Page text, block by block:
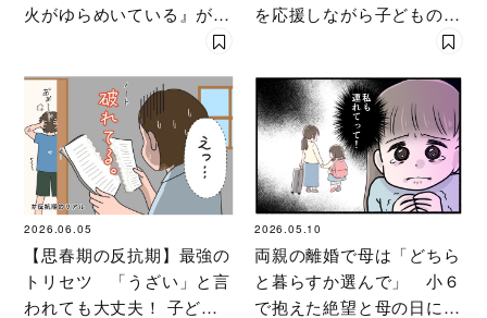
火がゆらめいている』が炙
りだすヤングケアラーの葛
を応援しながら子どもの
「性」と「安全」を守る工
2026.06.05
【思春期の反抗期】最強の
トリセツ 「うざい」と言
われても大丈夫！ 子ども
2026.05.10
両親の離婚で母は「どちら
と暮らすか選んで」 小６
で抱えた絶望と母の日に知